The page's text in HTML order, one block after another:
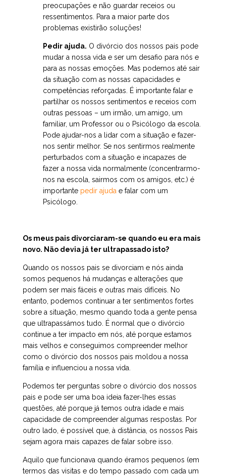
preocupações e não guardar receios ou
ressentimentos. Para a maior parte dos
problemas existirão soluções!
Pedir ajuda. O divórcio dos nossos pais pode
mudar a nossa vida e ser um desafio para nós e
para as nossas emoções. Mas podemos até sair
da situação com as nossas capacidades e
competências reforçadas. É importante falar e
partilhar os nossos sentimentos e receios com
outras pessoas – um irmão, um amigo, um
familiar, um Professor ou o Psicólogo da escola.
Pode ajudar-nos a lidar com a situação e fazer-
nos sentir melhor. Se nos sentirmos realmente
perturbados com a situação e incapazes de
fazer a nossa vida normalmente (concentrarmo-
nos na escola, sairmos com os amigos, etc.) é
importante pedir ajuda e falar com um
Psicólogo.
Os meus pais divorciaram-se quando eu era mais
novo. Não devia já ter ultrapassado isto?
Quando os nossos pais se divorciam e nós ainda
somos pequenos há mudanças e alterações que
podem ser mais fáceis e outras mais difíceis. No
entanto, podemos continuar a ter sentimentos fortes
sobre a situação, mesmo quando toda a gente pensa
que ultrapassámos tudo. É normal que o divórcio
continue a ter impacto em nós, até porque estamos
mais velhos e conseguimos compreender melhor
como o divórcio dos nossos pais moldou a nossa
família e influenciou a nossa vida.
Podemos ter perguntas sobre o divórcio dos nossos
pais e pode ser uma boa ideia fazer-lhes essas
questões, até porque já temos outra idade e mais
capacidade de compreender algumas respostas. Por
outro lado, é possível que, à distância, os nossos Pais
sejam agora mais capazes de falar sobre isso.
Aquilo que funcionava quando éramos pequenos (em
termos das visitas e do tempo passado com cada um